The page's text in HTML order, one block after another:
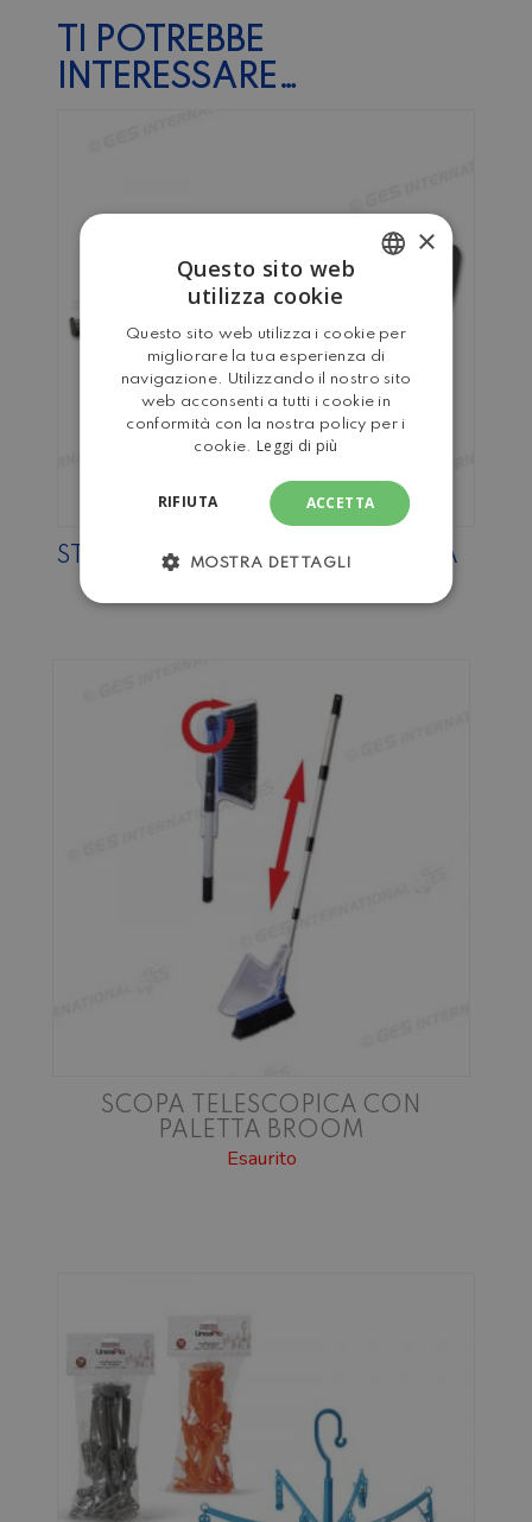
TI POTREBBE
INTERESSARE…
STENDIBIANCHERIA DA FINESTRA
SCOPA TELESCOPICA CON
PALETTA BROOM
Esaurito
ENGLISH
×
Questo sito web
utilizza cookie
Questo sito web utilizza i cookie per
migliorare la tua esperienza di
navigazione. Utilizzando il nostro sito
web acconsenti a tutti i cookie in
conformità con la nostra policy per i
cookie. Leggi di più
ACCETTA
RIFIUTA
MOSTRA DETTAGLI